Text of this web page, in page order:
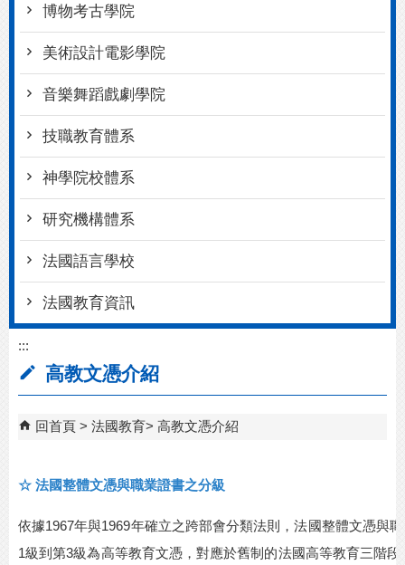
博物考古學院
美術設計電影學院
音樂舞蹈戲劇學院
技職教育體系
神學院校體系
研究機構體系
法國語言學校
法國教育資訊
:::
高教文憑介紹
回首頁 法國教育 高教文憑介紹
☆ 法國整體文憑與職業證書之分級
依據1967年與1969年確立之跨部會分類法則，法國整體文憑與
1級到第3級為高等教育文憑，對應於舊制的法國高等教育三階段